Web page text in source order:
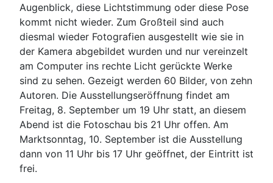
Augenblick, diese Lichtstimmung oder diese Pose
kommt nicht wieder. Zum Großteil sind auch
diesmal wieder Fotografien ausgestellt wie sie in
der Kamera abgebildet wurden und nur vereinzelt
am Computer ins rechte Licht gerückte Werke
sind zu sehen. Gezeigt werden 60 Bilder, von zehn
Autoren. Die Ausstellungseröffnung findet am
Freitag, 8. September um 19 Uhr statt, an diesem
Abend ist die Fotoschau bis 21 Uhr offen. Am
Marktsonntag, 10. September ist die Ausstellung
dann von 11 Uhr bis 17 Uhr geöffnet, der Eintritt ist
frei.